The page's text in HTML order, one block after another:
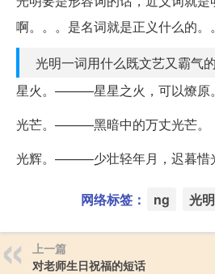
啊。。。是名词就是正义什么的。
光明一词用什么既文艺又霸气
星火。———星星之火，可以燎原。
光芒。———黑暗中的万丈光芒。
光辉。———少壮轻年月，迟暮惜
网络标签： ng 光明
上一篇
对老师生日祝福的短话